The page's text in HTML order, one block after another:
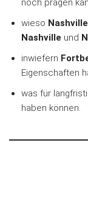
noch prägen
wieso Nashville
Nashville und
inwiefern
Eigenschaften
was für
haben können.